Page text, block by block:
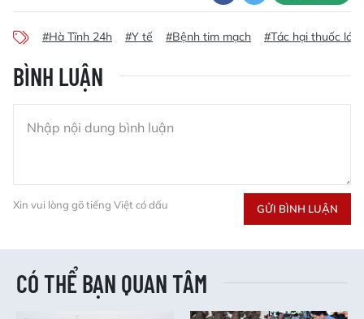
#Hà Tĩnh 24h #Y tế #Bệnh tim mạch #Tác hại thuốc lá
BÌNH LUẬN
Xin vui lòng gõ tiếng Việt có dấu GỬI BÌNH LUẬN
CÓ THỂ BẠN QUAN TÂM